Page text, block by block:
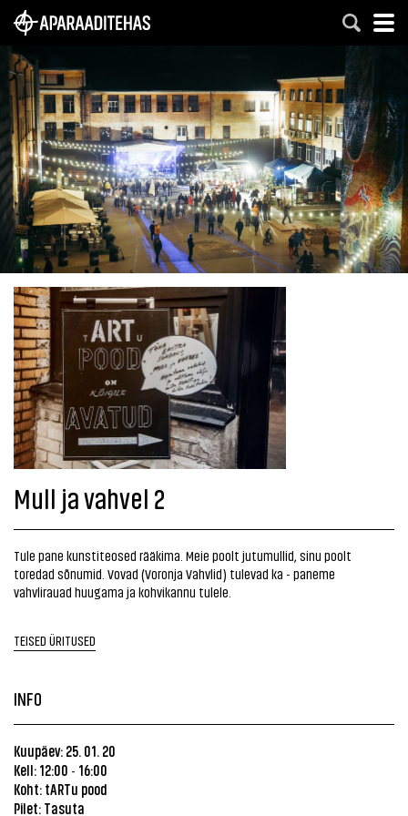
Mull ja vahvel 2
Tule pane kunstiteosed rääkima. Meie poolt jutumullid, sinu poolt
toredad sõnumid. Vovad (Voronja Vahvlid) tulevad ka - paneme
vahvlirauad huugama ja kohvikannu tulele.
TEISED ÜRITUSED
INFO
Kuupäev: 25. 01. 20
Kell: 12:00 - 16:00
Koht: tARTu pood
Pilet: Tasuta